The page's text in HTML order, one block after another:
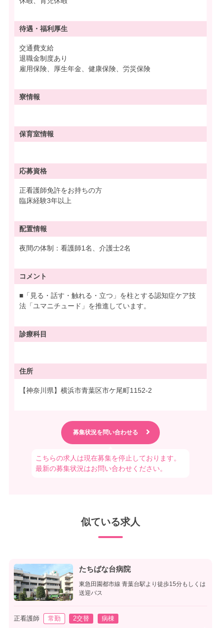
待遇・ 福利厚生
交通費支給
退職金制度あり
雇用保険、厚生年金、健康保険、労災保険
寮情報
保育室情報
応募資格
正看護師免許をお持ちの方
臨床経験3年以上
配置情報
夜間の体制：看護師1名、介護士2名
コメント
■「見る・話す・触れる・立つ」を柱とする認知症ケア技
法「ユマニチュード」を推進しています。
診療科目
住所
【神奈川県】横浜市青葉区市ケ尾町1152-2
こちらの求人は現在募集を停止しております。
最新の募集状況はお問い合わせください。
似ている求人
たちばな台病院
東急田園都市線 青葉台駅より徒歩15分もしくは
送迎バス
正看護師 常勤 2交替
病棟